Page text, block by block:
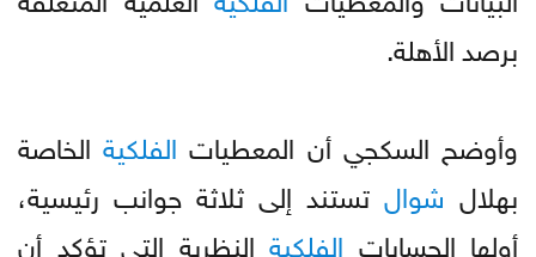
برصد الأهلة.
وأوضح السكجي أن المعطيات الفلكيةالخاصة
بهلال شوال تستند إلى ثلاثة جوانب رئيسية،
أولها الحسابات الفلكية النظرية التي تؤكد أن